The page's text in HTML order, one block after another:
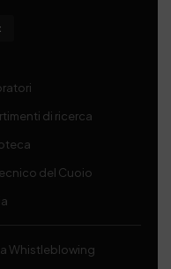
di ricerca
del Cuoio
Whistleblowing